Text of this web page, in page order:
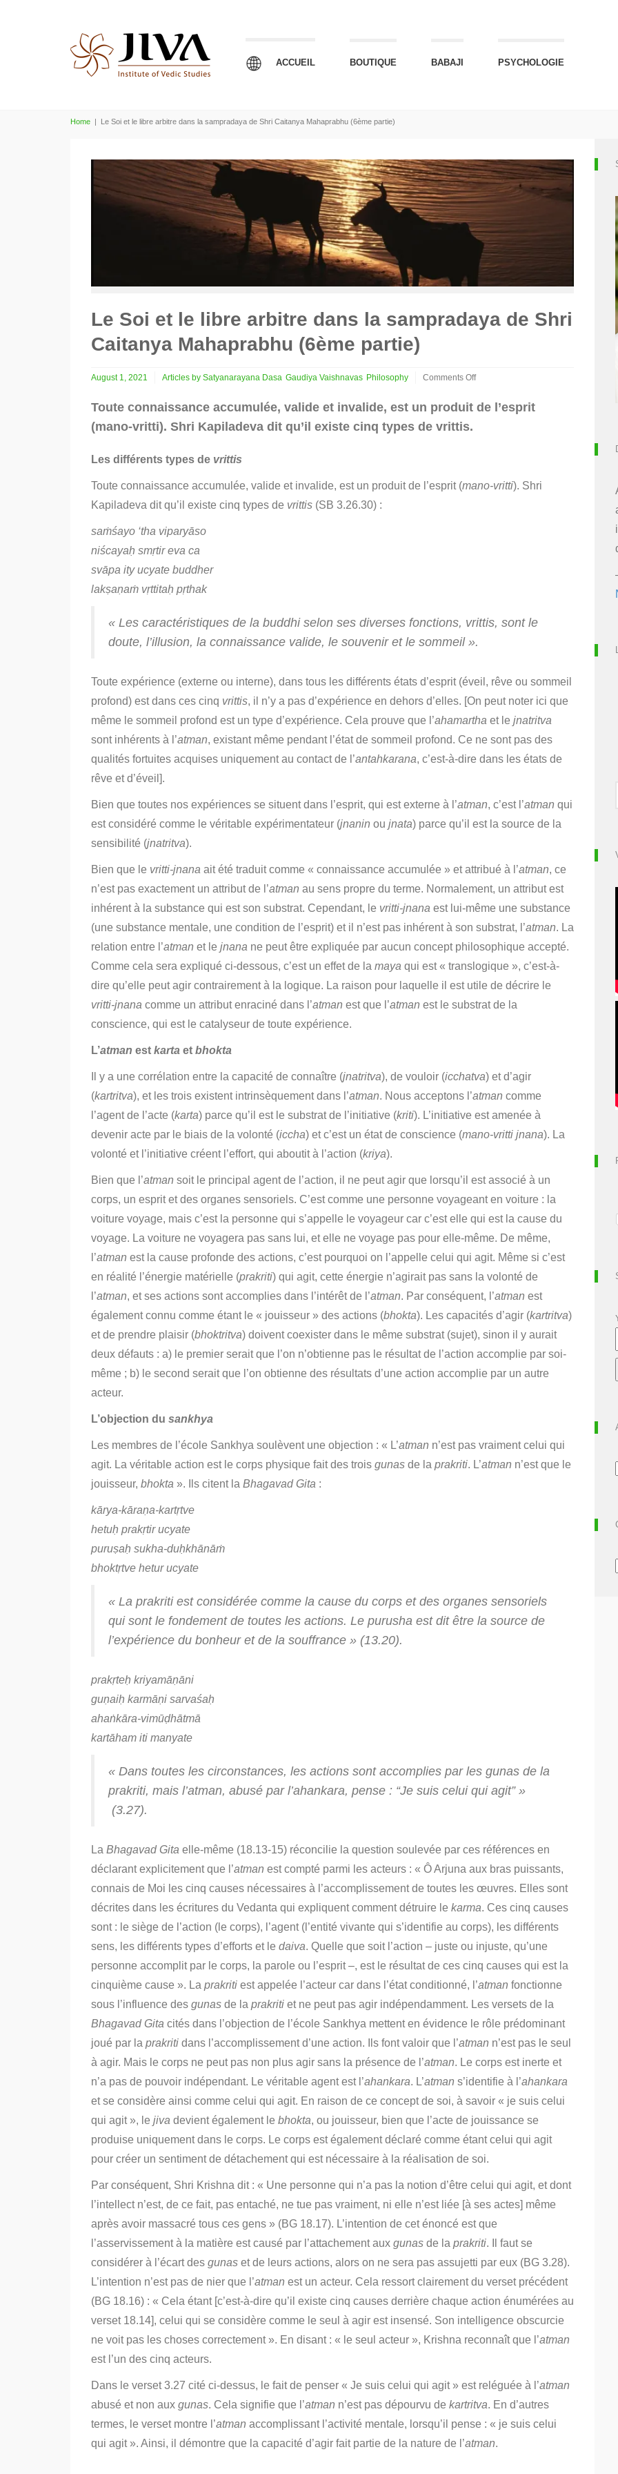
ACCUEIL BOUTIQUE BABAJI PSYCHOLOGIE
Home | Le Soi et le libre arbitre dans la sampradaya de Shri Caitanya Mahaprabhu (6ème partie)
Le Soi et le libre arbitre dans la sampradaya de Shri
Caitanya Mahaprabhu (6ème partie)
August 1, 2021 Articles by Satyanarayana Dasa Gaudiya Vaishnavas Philosophy
Comments Off
Soi
et
la
Toute connaissance accumulée, valide et invalide, est un produit de l’esprit
(mano-vritti). Shri Kapiladeva dit qu’il existe cinq types de vrittis.
Les différents types de vrittis
Toute connaissance accumulée, valide et invalide, est un produit de l’esprit (mano-vritti). Shri
Kapiladeva dit qu’il existe cinq types de vrittis (SB 3.26.30) :
saṁśayo ‘tha viparyāso
niścayaḥ smṛtir eva ca
svāpa ity ucyate buddher
lakṣaṇaṁ vṛttitaḥ pṛthak
« Les caractéristiques de la buddhiselon ses diverses fonctions, vrittis, sont le
doute, l’illusion, la connaissance valide, le souvenir et le sommeil ».
Toute expérience (externe ou interne), dans tous les différents états d’esprit (éveil, rêve ou sommeil
profond) est dans ces cinq vrittis, il n’y a pas d’expérience en dehors d’elles. [On peut noter ici que
même le sommeil profond est un type d’expérience. Cela prouve que l’ahamartha et le jnatritva
sont inhérents à l’atman, existant même pendant l’état de sommeil profond. Ce ne sont pas des
qualités fortuites acquises uniquement au contact de l’antahkarana, c’est-à-dire dans les états de
rêve et d’éveil].
Bien que toutes nos expériences se situent dans l’esprit, qui est externe à l’atman, c’est l’atman qui
est considéré comme le véritable expérimentateur (jnanin ou jnata) parce qu’il est la source de la
sensibilité (jnatritva).
Bien que le vritti-jnana ait été traduit comme « connaissance accumulée » et attribué à l’atman, ce
n’est pas exactement un attribut de l’atman au sens propre du terme. Normalement, un attribut est
inhérent à la substance qui est son substrat. Cependant, le vritti-jnana est lui-même une substance
(une substance mentale, une condition de l’esprit) et il n’est pas inhérent à son substrat, l’atman. La
relation entre l’atman et le jnana ne peut être expliquée par aucun concept philosophique accepté.
Comme cela sera expliqué ci-dessous, c’est un effet de la maya qui est « translogique », c’est-à-
dire qu’elle peut agir contrairement à la logique. La raison pour laquelle il est utile de décrire le
vritti-jnana comme un attribut enraciné dans l’atman est que l’atman est le substrat de la
conscience, qui est le catalyseur de toute expérience.
L’atman est karta et bhokta
Il y a une corrélation entre la capacité de connaître (jnatritva), de vouloir (icchatva) et d’agir
(kartritva), et les trois existent intrinsèquement dans l’atman. Nous acceptons l’atman comme
l’agent de l’acte (karta) parce qu’il est le substrat de l’initiative (kriti). L’initiative est amenée à
devenir acte par le biais de la volonté (iccha) et c’est un état de conscience (mano-vritti jnana). La
volonté et l’initiative créent l’effort, qui aboutit à l’action (kriya).
Bien que l’atman soit le principal agent de l’action, il ne peut agir que lorsqu’il est associé à un
corps, un esprit et des organes sensoriels. C’est comme une personne voyageant en voiture : la
voiture voyage, mais c’est la personne qui s’appelle le voyageur car c’est elle qui est la cause du
voyage. La voiture ne voyagera pas sans lui, et elle ne voyage pas pour elle-même. De même,
l’atman est la cause profonde des actions, c’est pourquoi on l’appelle celui qui agit. Même si c’est
en réalité l’énergie matérielle (prakriti) qui agit, cette énergie n’agirait pas sans la volonté de
l’atman, et ses actions sont accomplies dans l’intérêt de l’atman. Par conséquent, l’atman est
également connu comme étant le « jouisseur » des actions (bhokta). Les capacités d’agir (kartritva)
et de prendre plaisir (bhoktritva) doivent coexister dans le même substrat (sujet), sinon il y aurait
deux défauts : a) le premier serait que l’on n’obtienne pas le résultat de l’action accomplie par soi-
même ; b) le second serait que l’on obtienne des résultats d’une action accomplie par un autre
acteur.
L’objection du sankhya
Les membres de l’école Sankhya soulèvent une objection : « L’atman n’est pas vraiment celui qui
agit. La véritable action est le corps physique fait des trois gunas de la prakriti. L’atman n’est que le
jouisseur, bhokta ». Ils citent la Bhagavad Gita :
kārya-kāraṇa-kartṛtve
hetuḥ prakṛtir ucyate
puruṣaḥ sukha-duḥkhānāṁ
bhoktṛtve hetur ucyate
« La prakritiest considérée comme la cause du corps et des organes sensoriels
qui sont le fondement de toutes les actions. Le purusha est dit être la source de
l’expérience du bonheur et de la souffrance » (13.20).
prakṛteḥ kriyamāṇāni
guṇaiḥ karmāṇi sarvaśaḥ
ahaṅkāra-vimūḍhātmā
kartāham iti manyate
« Dans toutes les circonstances, les actions sont accomplies par les gunas de la
prakriti, mais l’atman, abusé par l’ahankara, pense : “Je suis celui qui agit” »
(3.27).
La Bhagavad Gita elle-même (18.13-15) réconcilie la question soulevée par ces références en
déclarant explicitement que l’atman est compté parmi les acteurs : « Ô Arjuna aux bras puissants,
connais de Moi les cinq causes nécessaires à l’accomplissement de toutes les œuvres. Elles sont
décrites dans les écritures du Vedanta qui expliquent comment détruire le karma. Ces cinq causes
sont : le siège de l’action (le corps), l’agent (l’entité vivante qui s’identifie au corps), les différents
sens, les différents types d’efforts et le daiva. Quelle que soit l’action – juste ou injuste, qu’une
personne accomplit par le corps, la parole ou l’esprit –, est le résultat de ces cinq causes qui est la
cinquième cause ». La prakriti est appelée l’acteur car dans l’état conditionné, l’atman fonctionne
sous l’influence des gunas de la prakriti et ne peut pas agir indépendamment. Les versets de la
Bhagavad Gita cités dans l’objection de l’école Sankhya mettent en évidence le rôle prédominant
joué par la prakriti dans l’accomplissement d’une action. Ils font valoir que l’atman n’est pas le seul
à agir. Mais le corps ne peut pas non plus agir sans la présence de l’atman. Le corps est inerte et
n’a pas de pouvoir indépendant. Le véritable agent est l’ahankara. L’atman s’identifie à l’ahankara
et se considère ainsi comme celui qui agit. En raison de ce concept de soi, à savoir « je suis celui
qui agit », le jiva devient également le bhokta, ou jouisseur, bien que l’acte de jouissance se
produise uniquement dans le corps. Le corps est également déclaré comme étant celui qui agit
pour créer un sentiment de détachement qui est nécessaire à la réalisation de soi.
Par conséquent, Shri Krishna dit : « Une personne qui n’a pas la notion d’être celui qui agit, et dont
l’intellect n’est, de ce fait, pas entaché, ne tue pas vraiment, ni elle n’est liée [à ses actes] même
après avoir massacré tous ces gens » (BG 18.17). L’intention de cet énoncé est que
l’asservissement à la matière est causé par l’attachement aux gunas de la prakriti. Il faut se
considérer à l’écart des gunas et de leurs actions, alors on ne sera pas assujetti par eux (BG 3.28).
L’intention n’est pas de nier que l’atman est un acteur. Cela ressort clairement du verset précédent
(BG 18.16) : « Cela étant [c’est-à-dire qu’il existe cinq causes derrière chaque action énumérées au
verset 18.14], celui qui se considère comme le seul à agir est insensé. Son intelligence obscurcie
ne voit pas les choses correctement ». En disant : « le seul acteur », Krishna reconnaît que l’atman
est l’un des cinq acteurs.
Dans le verset 3.27 cité ci-dessus, le fait de penser « Je suis celui qui agit » est reléguée à l’atman
abusé et non aux gunas. Cela signifie que l’atman n’est pas dépourvu de kartritva. En d’autres
termes, le verset montre l’atman accomplissant l’activité mentale, lorsqu’il pense : « je suis celui
qui agit ». Ainsi, il démontre que la capacité d’agir fait partie de la nature de l’atman.